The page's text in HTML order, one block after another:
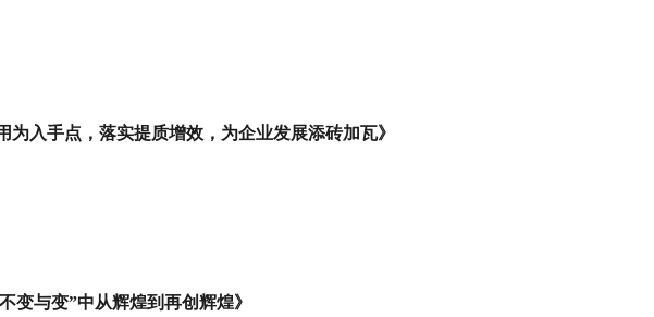
入手点，落实提质增效，为企业发展添砖加瓦》
变与变”中从辉煌到再创辉煌》